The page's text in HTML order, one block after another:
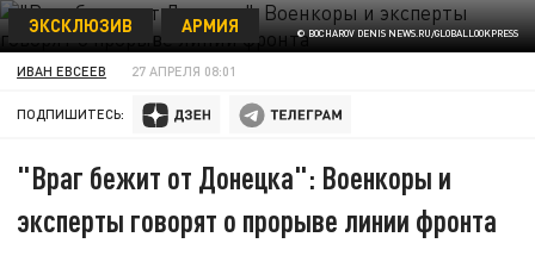
© BOCHAROV DENIS NEWS.RU/GLOBALLOOKPRESS
ЭКСКЛЮЗИВ АРМИЯ
ИВАН ЕВСЕЕВ 27 АПРЕЛЯ 08:01
ПОДПИШИТЕСЬ:
"Враг бежит от Донецка": Военкоры и
эксперты говорят о прорыве линии фронта